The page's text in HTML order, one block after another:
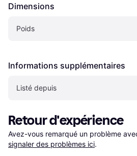
Dimensions
Poids
Informations supplémentaires
Listé depuis
Retour d'expérience
Avez-vous remarqué un problème
signaler des problèmes ici.